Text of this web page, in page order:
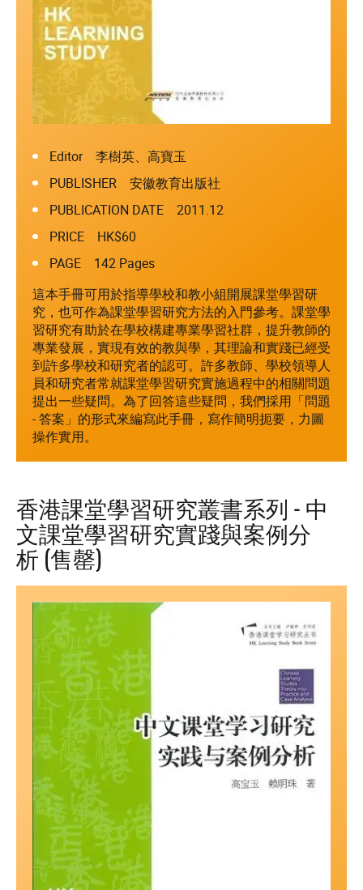
Editor 李樹英、高寶玉
PUBLISHER 安徽教育出版社
PUBLICATION DATE 2011.12
PRICE HK$60
PAGE 142 Pages
這本手冊可用於指導學校和教小組開展課堂學習研
究，也可作為課堂學習研究方法的入門參考。課堂學
習研究有助於在學校構建專業學習社群，提升教師的
專業發展，實現有效的教與學，其理論和實踐已經受
到許多學校和研究者的認可。許多教師、學校領導人
員和研究者常就課堂學習研究實施過程中的相關問題
提出一些疑問。為了回答這些疑問，我們採用「問題
- 答案」的形式來編寫此手冊，寫作簡明扼要，力圖
操作實用。
香港課堂學習研究叢書系列 - 中
文課堂學習研究實踐與案例分
析 (售罄)